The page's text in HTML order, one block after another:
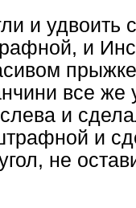
и удвоить
и
все же
и
и
не